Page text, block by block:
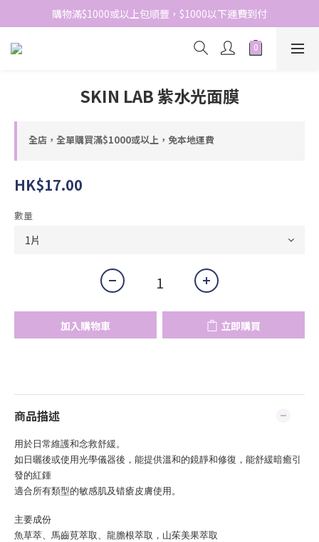
網站免費登記會員，會員優惠價於結帳時自動扣減
購物滿$1000或以上包順豐，$1000以下運費到付
網站免費登記會員，會員優惠價於結帳時自動扣減
SKIN LAB 紫水光面膜
全店，全單購買滿$1000或以上，免本地運費
HK$17.00
數量
加入購物車 立即購買
商品描述
用於日常維護和念救舒緩。
如日曬後或使用光學儀器後，能提供溫和的鏡靜和修復，能舒緩暗癒引
發的紅鍾
適合所有類型的敏感肌及错瘡皮膚使用。
主要成份
魚草萃、馬齒莧萃取、龍膽根萃取，山茱美果萃取